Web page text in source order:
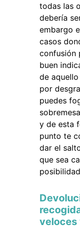
todas las
debería
embargo
casos
confusión
buen
de
por
puedes
y de esta
punto te
dar el
que sea
veloces